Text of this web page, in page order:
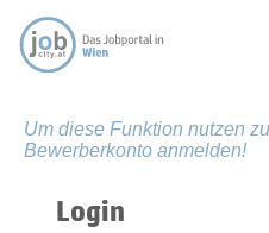
Um diese Funktion nutzen
Bewerberkonto anmelden!
Login